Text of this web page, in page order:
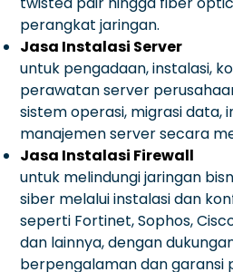
perangkat jaringan.
Jasa Instalasi Server
untuk pengadaan, instalasi,
perawatan server
sistem operasi, migrasi data,
manajemen server secara
Jasa Instalasi Firewall
untuk melindungi jaringan
siber melalui instalasi dan
seperti Fortinet, Sophos,
dan lainnya, dengan
berpengalaman dan garansi